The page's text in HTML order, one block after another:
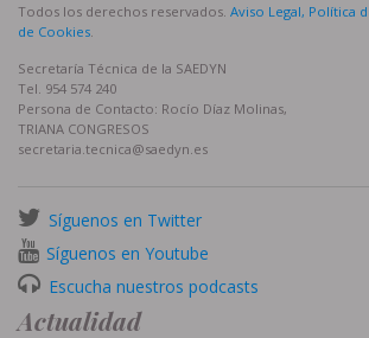
Todos los derechos reservados. Aviso Legal, Política
de Cookies
Secretaría Técnica de la SAEDYN
Tel. 954 574 240
Persona de Contacto: Rocío Díaz Molinas,
TRIANA CONGRESOS
secretaria.tecnica@saedyn.es
Síguenos en Twitter
Síguenos en Youtube
Escucha nuestros podcasts
Actualidad